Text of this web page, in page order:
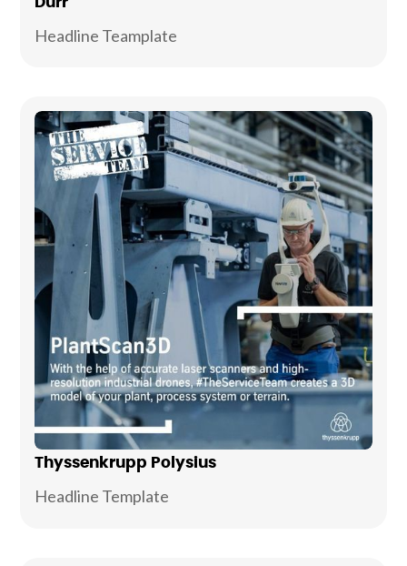
Headline Teamplate
Thyssenkrupp Polysius
Headline Template